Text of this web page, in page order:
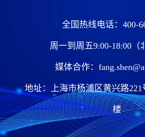
全国热线电话：400-
周一到周五9:00-18:00（
媒体合作：
地址：上海市杨浦区黄兴路221
楼